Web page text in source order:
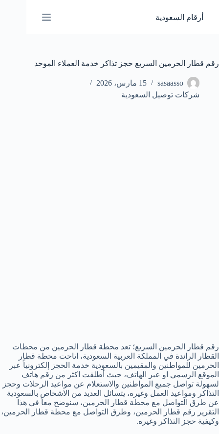
المحتوى
أرقام السعودية
رقم قطار الحرمين السريع حجز تذاكر خدمة العملاء الموحد
sasaasso
15 مارس، 2026
شركات توصيل السعودية
رقم قطار الحرمين السريع؛ تعد محطة قطار الحرمين من محطات
القطار الرائدة في المملكة العربية السعودية، اتاحت محطة قطار
الحرمين للمواطنين والمقيمين بالسعودية خدمة الحجز إلكترونياً عبر
الموقع الرسمي او عبر الهاتف، حيث أطلقت اكثر من رقم هاتف
لسهولة تواصل جميع المواطنين والاستعلام عن مواعيد الرحلات وحجز
التذاكر ومواعيد العمل وغيره، يتسائل العديد من الاشخاص بالسعودية
عن طرق التواصل مع محطة قطار الحرمين، سنوضح معاً في هذا
التقرير رقم قطار الحرمين، وطرق التواصل مع محطة قطار الحرمين،
وكيفية حجز التذاكر وغيره.